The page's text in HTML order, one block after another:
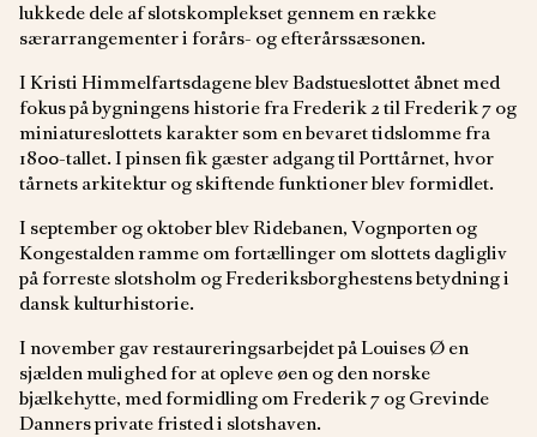
lukkede dele af slotskomplekset gennem en række
særarrangementer i forårs- og efterårssæsonen.
I Kristi Himmelfartsdagene blev Badstueslottet åbnet med
fokus på bygningens historie fra Frederik 2 til Frederik 7 og
miniatureslottets karakter som en bevaret tidslomme fra
1800-tallet. I pinsen fik gæster adgang til Porttårnet, hvor
tårnets arkitektur og skiftende funktioner blev formidlet.
I september og oktober blev Ridebanen, Vognporten og
Kongestalden ramme om fortællinger om slottets dagligliv
på forreste slotsholm og Frederiksborghestens betydning i
dansk kulturhistorie.
I november gav restaureringsarbejdet på Louises Ø en
sjælden mulighed for at opleve øen og den norske
bjælkehytte, med formidling om Frederik 7 og Grevinde
Danners private fristed i slotshaven.